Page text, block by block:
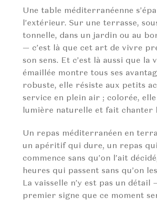
Une table méditerranéenne
l’extérieur. Sur une terrasse,
tonnelle, dans un jardin ou au
— c’est là que cet art de vivre
son sens. Et c’est là aussi que la
émaillée montre tous ses
robuste, elle résiste aux petits
service en plein air ; colorée,
lumière naturelle et fait chanter
Un repas méditerranéen en
un apéritif qui dure, un repas qui
commence sans qu’on l’ait
heures qui passent sans qu’on
La vaisselle n’y est pas un détail
premier signe que ce moment